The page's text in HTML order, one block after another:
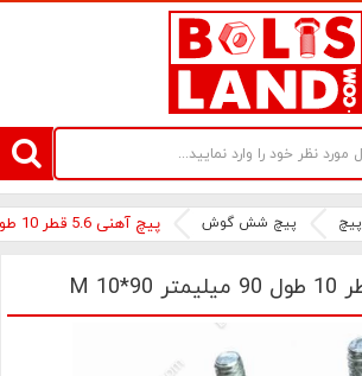
پیچ و مهره های صنعتی بولتز لند | سرزمین پیچ
پیچ پیچ شش گوش پیچ آهنی 5.6 قطر 10 طول 90 میلیمتر M 10*90